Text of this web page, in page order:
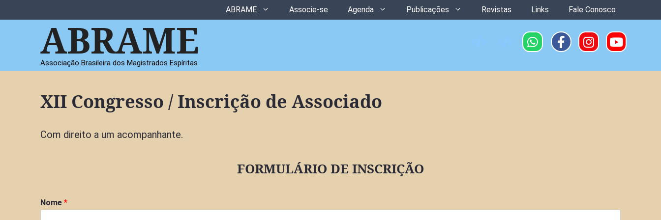
para
ABRAME Associe-se Agenda Publicações Revistas Links Fale Conosco
ABRAME
Associação Brasileira dos Magistrados Espíritas
XII Congresso / Inscrição de Associado
Com direito a um acompanhante.
FORMULÁRIO DE INSCRIÇÃO
Nome *